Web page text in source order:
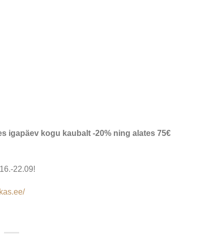
igapäev kogu kaubalt -20% ning alates 75€
22.09!